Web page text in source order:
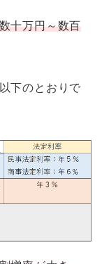
十万円～数百
下のとおりで